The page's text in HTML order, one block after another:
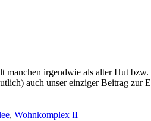
manchen irgendwie als alter Hut
auch unser einziger Beitrag zur
, Wohnkomplex II